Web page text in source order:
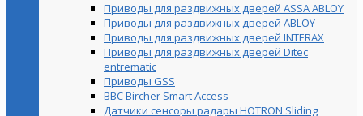
Приводы для раздвижных дверей ASSA ABLOY
Приводы для раздвижных дверей ABLOY
Приводы для раздвижных дверей INTERAX
Приводы для раздвижных дверей Ditec
entrematic
Приводы GSS
BBC Bircher Smart Access
Датчики сенсоры радары HOTRON Sliding